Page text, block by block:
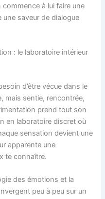
à lui faire une
une saveur de dialogue
: le laboratoire intérieur
d’être vécue dans le
mais sentie, rencontrée,
prend tout son
en laboratoire discret où
sensation devient une
apparente une
te connaître.
des émotions et la
peu à peu sur un